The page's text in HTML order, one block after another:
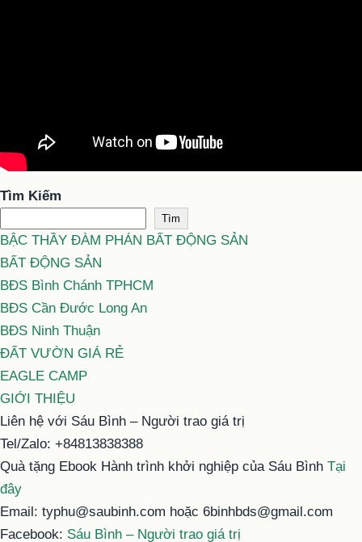
Tìm Kiếm
Tìm
BẬC THẦY ĐÀM PHÁN BẤT ĐỘNG SẢN
BẤT ĐỘNG SẢN
BĐS Bình Chánh TPHCM
BĐS Cần Đước Long An
BĐS Ninh Thuận
ĐẤT VƯỜN GIÁ RẺ
EAGLE CAMP
GIỚI THIỆU
Liên hệ với Sáu Bình – Người trao giá trị
Tel/Zalo: +84813838388
Quà tặng Ebook Hành trình khởi nghiệp của Sáu Bình Tại
đây
Email: typhu@saubinh.com hoặc 6binhbds@gmail.com
Facebook: Sáu Bình – Người trao giá trị